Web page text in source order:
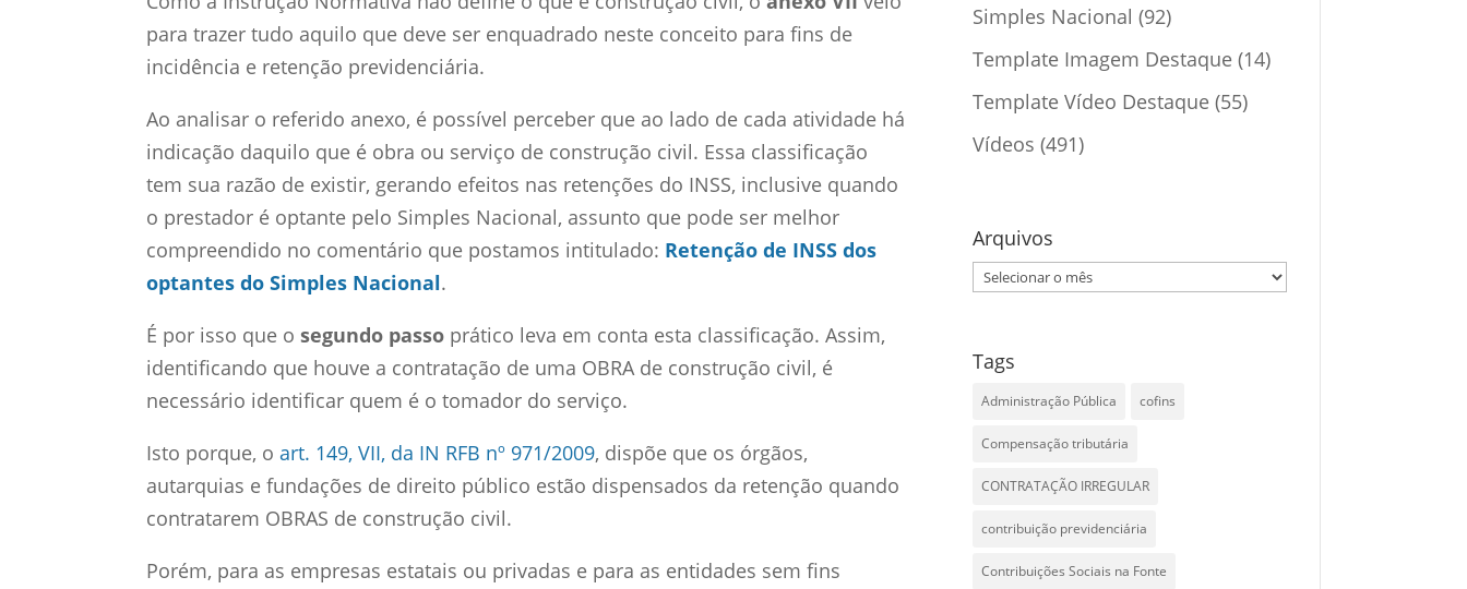
para trazer tudo aquilo que deve ser enquadrado neste conceito para fins de
incidência e retenção previdenciária.
Ao analisar o referido anexo, é possível perceber que ao lado de cada atividade há
indicação daquilo que é obra ou serviço de construção civil. Essa classificação
tem sua razão de existir, gerando efeitos nas retenções do INSS, inclusive quando
o prestador é optante pelo Simples Nacional, assunto que pode ser melhor
compreendido no comentário que postamos intitulado: Retenção de INSS dos
optantes do Simples Nacional.
É por isso que osegundo passo prático leva em conta esta classificação. Assim,
identificando que houve a contratação de uma OBRA de construção civil, é
necessário identificar quem é o tomador do serviço.
Isto porque, o art. 149, VII, da IN RFB nº 971/2009, dispõe que os órgãos,
autarquias e fundações de direito público estão dispensados da retenção quando
contratarem OBRAS de construção civil.
Porém, para as empresas estatais ou privadas e para as entidades sem fins
Simples Nacional (92)
Template Imagem Destaque(14)
Template Vídeo Destaque(55)
Vídeos (491)
Arquivos
Arquivos
Tags
Administração Pública cofins
Compensação tributária
CONTRATAÇÃO IRREGULAR
contribuição previdenciária
Contribuições Sociais na Fonte